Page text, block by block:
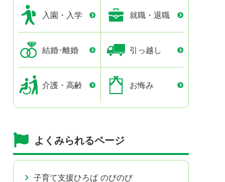
入園・入学 就職・退職
結婚･離婚 引っ越し
介護・高齢 お悔み
よくみられるページ
子育て支援ひろば のびのび